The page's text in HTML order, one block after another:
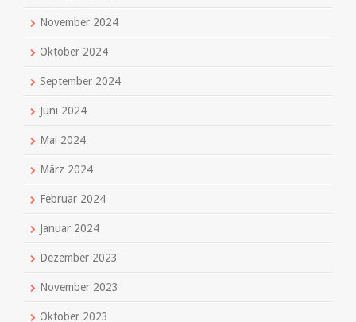
November 2024
Oktober 2024
September 2024
Juni 2024
Mai 2024
März 2024
Februar 2024
Januar 2024
Dezember 2023
November 2023
Oktober 2023